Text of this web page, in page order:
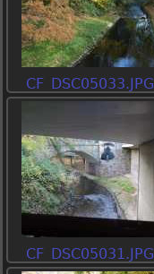
CF_DSC05033.JPG
CF_DSC05031.JPG